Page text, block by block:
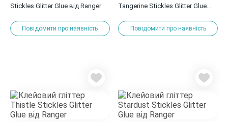
Stickles Glitter Glue від Ranger
Повідомити про наявність
Tangerine Stickles Glitter Glue
Повідомити про наявність